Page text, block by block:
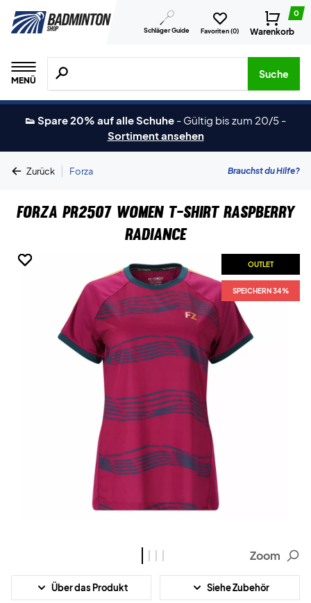
Schläger Guide Favoriten (0)
0
Warenkorb
MENÜ
Suche nach Produkten, Marken usw.
Suche
👟 Spare 20% auf alle Schuhe - Gültig bis zum 20/5 -
Sortiment ansehen
Zurück | Forza Brauchst du Hilfe?
Forza PR2507 Women T-shirt Raspberry
Radiance
OUTLET
SPEICHERN 34%
OUTLET
SPEICHERN 34%
OUTLET
SPEICHERN 34%
OUTLET
SPEICHERN 34%
Zoom
Über das Produkt Siehe Zubehör